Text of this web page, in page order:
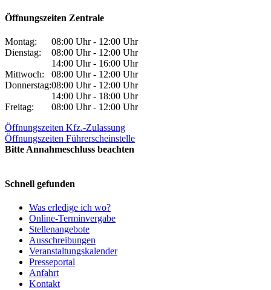
Öffnungszeiten Zentrale
Montag:
08:00 Uhr - 12:00 Uhr
Dienstag:
08:00 Uhr - 12:00 Uhr
14:00 Uhr - 16:00 Uhr
Mittwoch:
08:00 Uhr - 12:00 Uhr
Donnerstag:08:00 Uhr - 12:00 Uhr
14:00 Uhr - 18:00 Uhr
Freitag:
08:00 Uhr - 12:00 Uhr
Öffnungszeiten Kfz.-Zulassung
Öffnungszeiten Führerscheinstelle
Bitte Annahmeschluss beachten
Schnell gefunden
Was erledige ich wo?
Online-Terminvergabe
Stellenangebote
Ausschreibungen
Veranstaltungskalender
Presseportal
Anfahrt
Kontakt